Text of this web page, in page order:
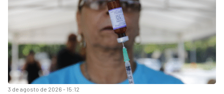
3 de agosto de 2026 - 15:12